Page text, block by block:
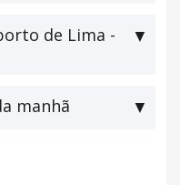
de Lima -
▼
manhã ▼